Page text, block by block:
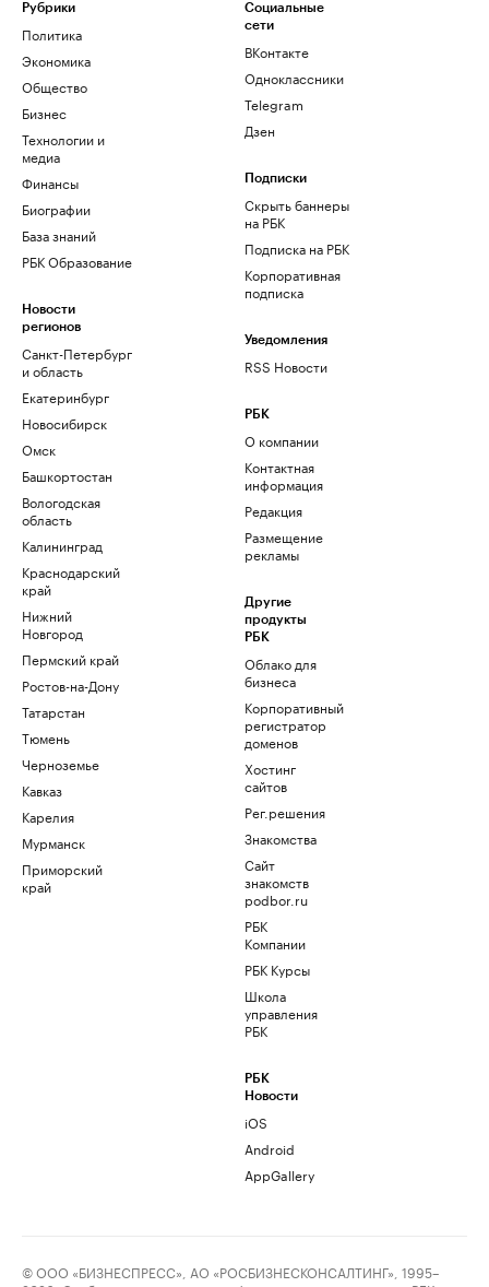
Рубрики
Политика
Экономика
Общество
Бизнес
Технологии и
медиа
Финансы
Биографии
База знаний
РБК Образование
Новости
регионов
Санкт-Петербург
и область
Екатеринбург
Новосибирск
Омск
Башкортостан
Вологодская
область
Калининград
Краснодарский
край
Нижний
Новгород
Пермский край
Ростов-на-Дону
Татарстан
Тюмень
Черноземье
Кавказ
Карелия
Мурманск
Приморский
край
Социальные
сети
ВКонтакте
Одноклассники
Telegram
Дзен
Подписки
Скрыть баннеры
на РБК
Подписка на РБК
Корпоративная
подписка
Уведомления
RSS Новости
РБК
О компании
Контактная
информация
Редакция
Размещение
рекламы
Другие
продукты
РБК
Облако для
бизнеса
Корпоративный
регистратор
доменов
Хостинг
сайтов
Рег.решения
Знакомства
Сайт
знакомств
podbor.ru
РБК
Компании
РБК Курсы
Школа
управления
РБК
РБК
Новости
iOS
Android
AppGallery
© ООО «БИЗНЕСПРЕСС», АО «РОСБИЗНЕСКОНСАЛТИНГ», 1995–